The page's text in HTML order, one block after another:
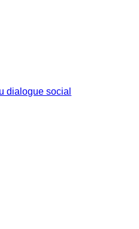
dialogue social